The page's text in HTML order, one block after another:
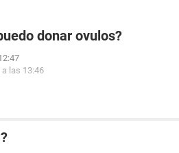
donar ovulos?
las 13:46